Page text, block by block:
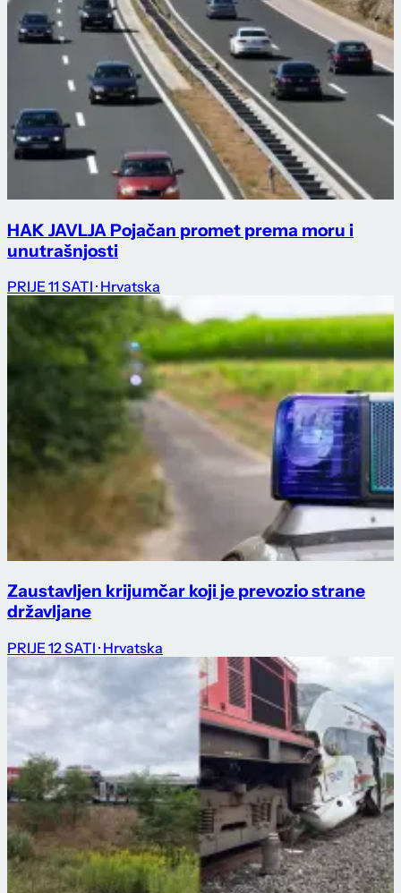
HAK JAVLJA Pojačan promet prema moru i
unutrašnjosti
PRIJE 11 SATI · Hrvatska
Zaustavljen krijumčar koji je prevozio strane
državljane
PRIJE 12 SATI · Hrvatska